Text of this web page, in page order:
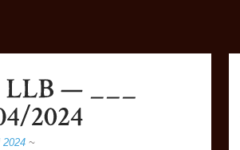
2024~